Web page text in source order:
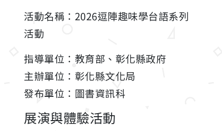
活動名稱：2026逗陣趣味學台語系列
活動
指導單位：教育部、彰化縣政府
主辦單位：彰化縣文化局
發布單位：圖書資訊科
展演與體驗活動